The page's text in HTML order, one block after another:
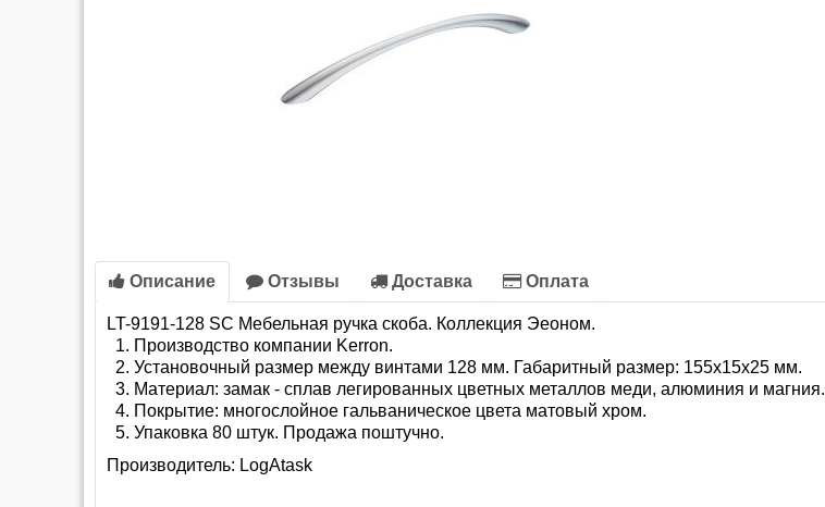
Описание Отзывы Доставка Оплата
LT-9191-128 SC Мебельная ручка скоба. Коллекция Эеоном.
Производство компании Kerron.
Установочный размер между винтами 128 мм. Габаритный размер: 155х15х25 мм.
Материал: замак - сплав легированных цветных металлов меди, алюминия и магния.
Покрытие: многослойное гальваническое цвета матовый хром.
Упаковка 80 штук. Продажа поштучно.
Производитель: LogAtask